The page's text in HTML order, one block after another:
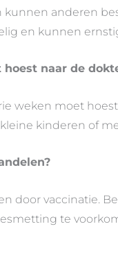
anderen
en kunnen
naar de
weken moet
kinderen of
door vaccinatie.
te